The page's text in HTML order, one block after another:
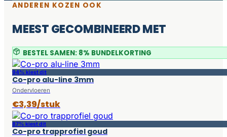
ANDEREN KOZEN OOK
MEEST GECOMBINEERD MET
BESTEL SAMEN: 8% BUNDELKORTING
94% kiest dit
Co-pro alu-line 3mm
Ondervloeren
€3,39/stuk
87% kiest dit
Co-pro trapprofiel goud